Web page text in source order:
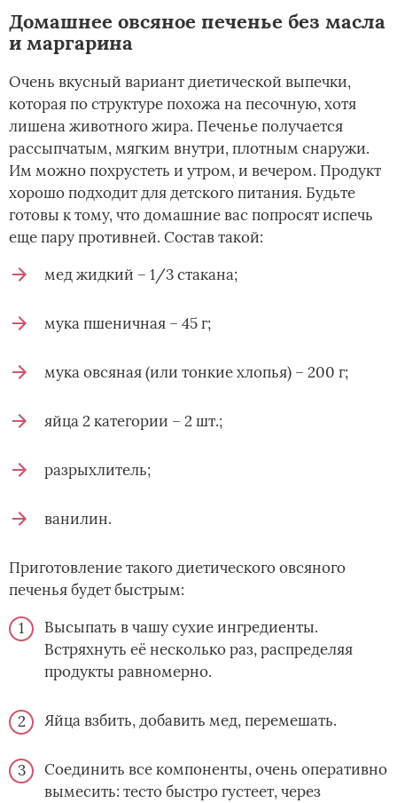
Домашнее овсяное печенье без масла
и маргарина
Очень вкусный вариант диетической выпечки,
которая по структуре похожа на песочную, хотя
лишена животного жира. Печенье получается
рассыпчатым, мягким внутри, плотным снаружи.
Им можно похрустеть и утром, и вечером. Продукт
хорошо подходит для детского питания. Будьте
готовы к тому, что домашние вас попросят испечь
еще пару противней. Состав такой:
мед жидкий – 1/3 стакана;
мука пшеничная – 45 г;
мука овсяная (или тонкие хлопья) – 200 г;
яйца 2 категории – 2 шт.;
разрыхлитель;
ванилин.
Приготовление такого диетического овсяного
печенья будет быстрым:
Высыпать в чашу сухие ингредиенты.
Встряхнуть её несколько раз, распределяя
продукты равномерно.
Яйца взбить, добавить мед, перемешать.
Соединить все компоненты, очень оперативно
вымесить: тесто быстро густеет, через